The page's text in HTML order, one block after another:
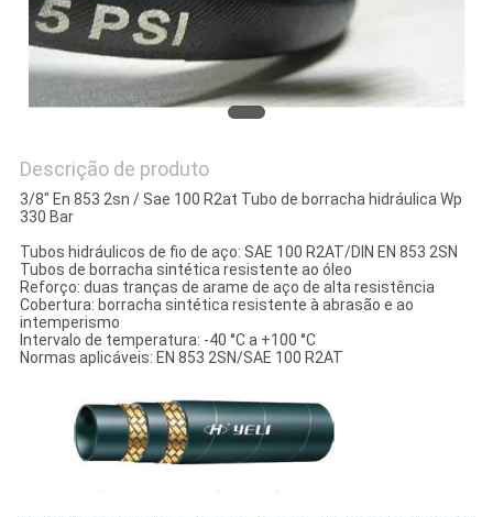
Descrição de produto
3/8" En 853 2sn / Sae 100 R2at Tubo de borracha hidráulica Wp
330 Bar
Tubos hidráulicos de fio de aço: SAE 100 R2AT/DIN EN 853 2SN
Tubos de borracha sintética resistente ao óleo
Reforço: duas tranças de arame de aço de alta resistência
Cobertura: borracha sintética resistente à abrasão e ao
intemperismo
Intervalo de temperatura: -40 °C a +100 °C
Normas aplicáveis: EN 853 2SN/SAE 100 R2AT